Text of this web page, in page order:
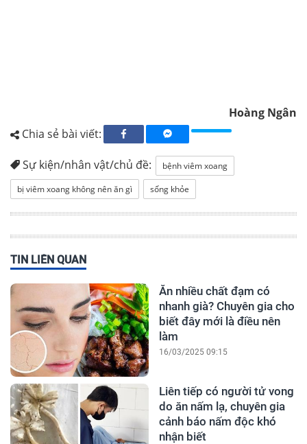
Hoàng Ngân
Chia sẻ bài viết:
Sự kiện/nhân vật/chủ đề:
bệnh viêm xoang
bị viêm xoang không nên ăn gì
sống khỏe
TIN LIÊN QUAN
Ăn nhiều chất đạm có
nhanh già? Chuyên gia cho
biết đây mới là điều nên
làm
16/03/2025 09:15
Liên tiếp có người tử vong
do ăn nấm lạ, chuyên gia
cảnh báo nấm độc khó
nhận biết